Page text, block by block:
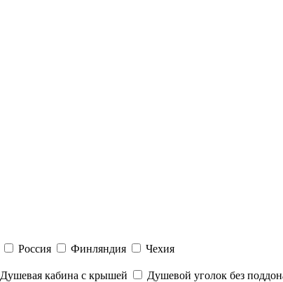
Россия Финляндия
Чехия
Душевая кабина с крышей Душевой уголок без